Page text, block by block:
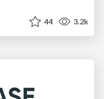
44 3.2k